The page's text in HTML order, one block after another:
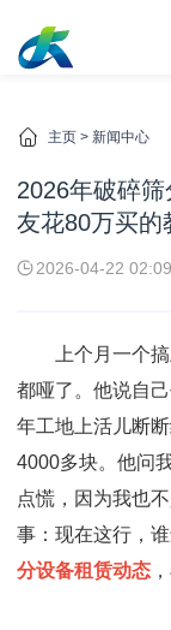
主页 > 新闻中心
2026年破碎
友花80万买的
2026-04-22
上个月一个
都哑了。他说自
年工地上活儿断
4000多块。他问
点慌，因为我也
事：现在这行，
分设备租赁动态